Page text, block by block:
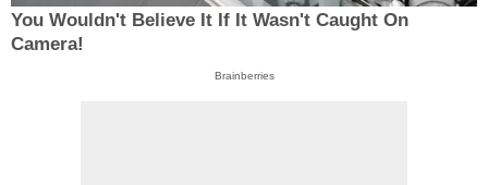
You Wouldn't Believe It If It Wasn't Caught On
Camera!
Brainberries